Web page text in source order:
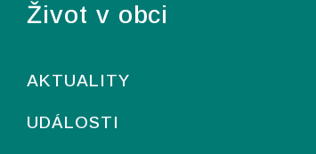
Život v obci
AKTUALITY
UDÁLOSTI